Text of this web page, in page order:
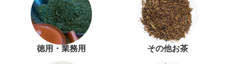
徳用・業務用 その他お茶